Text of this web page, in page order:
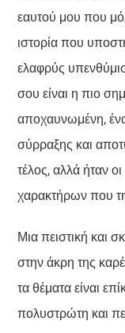
εαυτού μου που
ιστορία που
ελαφρύς
σου είναι η πιο
αποχαυνωμένη,
σύρραξης και
τέλος, αλλά ήταν
χαρακτήρων που
Μια πειστική και
στην άκρη της
τα θέματα είναι
πολυστρώτη και